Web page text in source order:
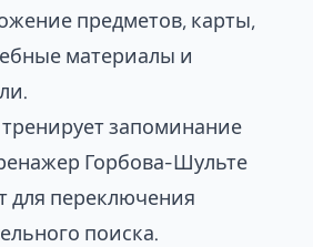
предметов, карты,
материалы и
запоминание
Горбова-Шульте
для переключения
поиска.